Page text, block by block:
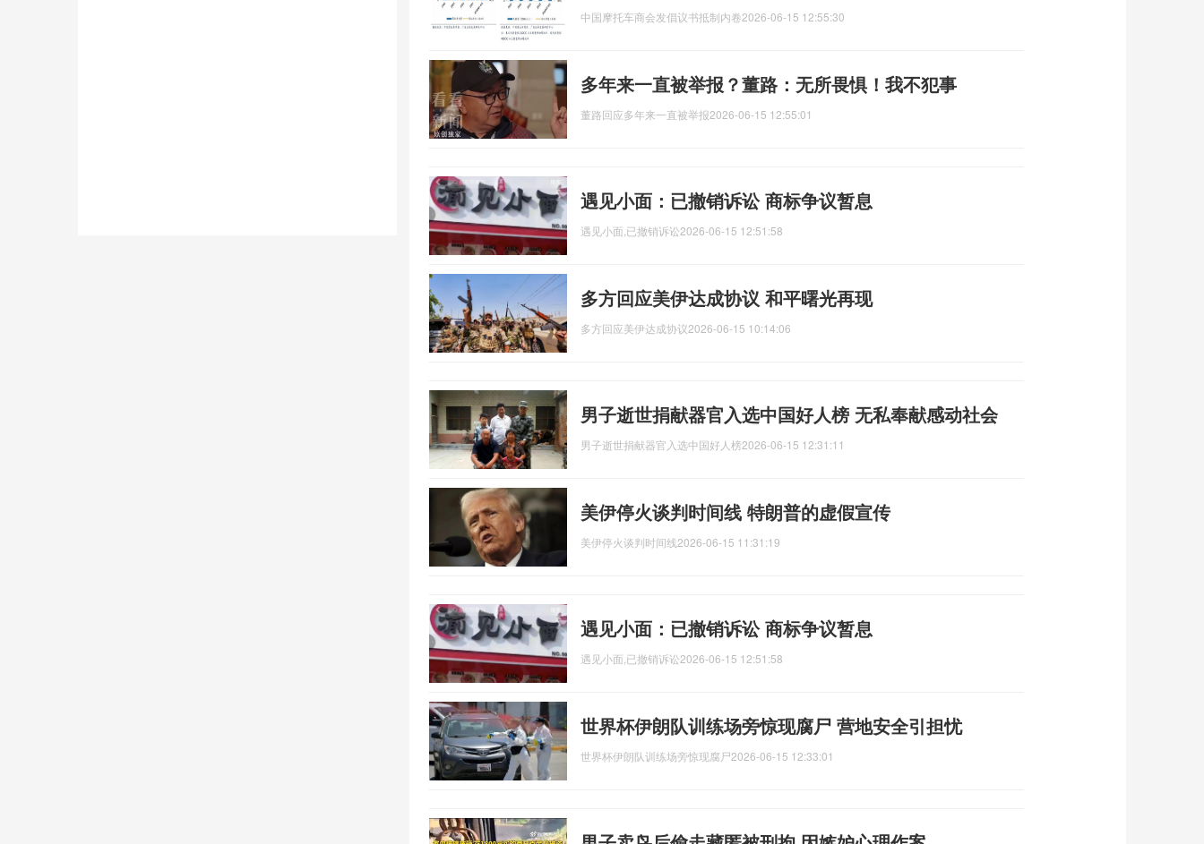
中国摩托车商会发倡议书抵制内卷2026-06-15 12:55:30
多年来一直被举报？董路：无所畏惧！我不犯事
董路回应多年来一直被举报2026-06-15 12:55:01
遇见小面：已撤销诉讼 商标争议暂息
遇见小面,已撤销诉讼2026-06-15 12:51:58
多方回应美伊达成协议 和平曙光再现
多方回应美伊达成协议2026-06-15 10:14:06
男子逝世捐献器官入选中国好人榜 无私奉献感动社会
男子逝世捐献器官入选中国好人榜2026-06-15 12:31:11
美伊停火谈判时间线 特朗普的虚假宣传
美伊停火谈判时间线2026-06-15 11:31:19
遇见小面：已撤销诉讼 商标争议暂息
遇见小面,已撤销诉讼2026-06-15 12:51:58
世界杯伊朗队训练场旁惊现腐尸 营地安全引担忧
世界杯伊朗队训练场旁惊现腐尸2026-06-15 12:33:01